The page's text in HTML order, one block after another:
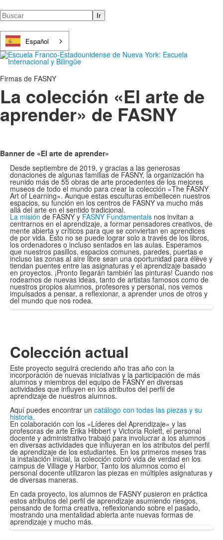
Buscar
Español
Firmas de FASNY
La colección «El arte de
aprender» de FASNY
Banner de «El arte de aprender»
Desde septiembre de 2019, y gracias a las generosas
donaciones de algunas familias de FASNY, la organización ha
reunido más de 55 obras de arte procedentes de los mejores
museos de todo el mundo para crear la colección «The FASNY
Art of Learning». Aunque estas esculturas embellecen nuestros
espacios, su función en los centros de FASNY va mucho más
allá del arte en el sentido tradicional.
La misión de FASNY y FASNY Fundamentals nos invitan a
centrarnos en el aprendizaje, a formar pensadores creativos, de
mente abierta y críticos para que se conviertan en aprendices
de por vida. Esto no se puede lograr solo a través de los libros,
los ordenadores o incluso sentados en las aulas. Esperamos
que nuestros pasillos, espacios comunes, paredes, puertas e
incluso las zonas al aire libre sean una oportunidad para élève y
tiendan puentes entre las asignaturas y el aprendizaje basado
en proyectos. ¡Pronto llegarán también las pinturas! Cuando nos
rodeamos de nuevas ideas, tanto de artistas famosos como de
nuestros propios alumnos, profesores y personal, nos vemos
impulsados a pensar, a reflexionar, a aprender unos de otros y
del mundo que nos rodea.
Colección actual
Este proyecto seguirá creciendo año tras año con la
incorporación de nuevas iniciativas y la participación de más
alumnos y miembros del equipo de FASNY en diversas
actividades que influyen en los atributos del perfil de
aprendizaje de nuestros alumnos.
Aquí puedes encontrar un catálogo con todas las piezas y su
historia.
En colaboración con los «Líderes del Aprendizaje» y las
profesoras de arte Erika Hibbert y Victoria Rolett, el personal
docente y administrativo trabajó para involucrar a los alumnos
en diversas actividades que influyeran en los atributos del perfil
de aprendizaje de los estudiantes. En los primeros meses tras
la instalación inicial, la colección cobró vida de verdad en los
campus de Village y Harbor. Tanto los alumnos como el
personal docente utilizaron las piezas en múltiples asignaturas y
de diversas maneras.
En cada proyecto, los alumnos de FASNY pusieron en práctica
estos atributos del perfil de aprendizaje asumiendo riesgos,
pensando de forma creativa, reflexionando sobre el pasado,
mostrando una mentalidad abierta ante nuevas formas de
aprendizaje y mucho más.